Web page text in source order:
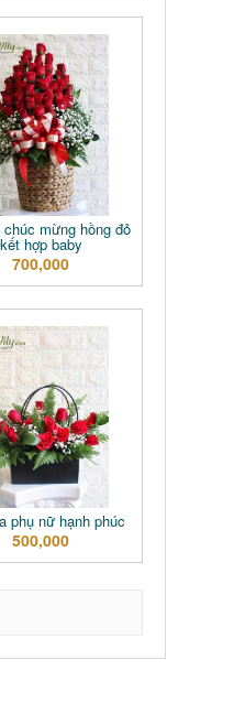
chúc mừng hồng đỏ
kết hợp baby
700,000
phụ nữ hạnh phúc
500,000